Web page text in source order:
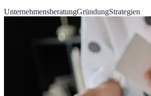
UnternehmensberatungGründungStrategien